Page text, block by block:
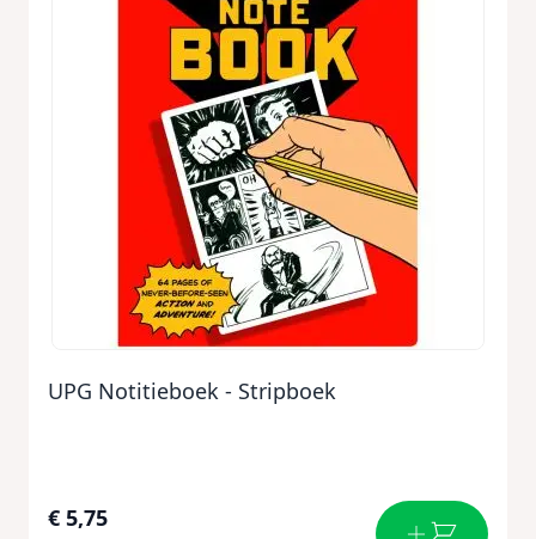
UPG Notitieboek - Stripboek
€ 5,75